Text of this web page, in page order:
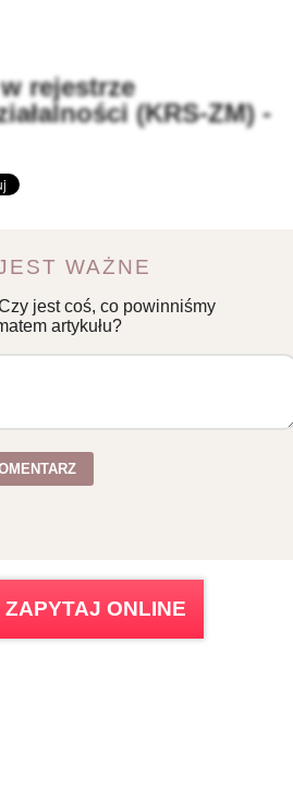
rejestrze
(KRS-ZM) -
WAŻNE
jest coś, co powinniśmy
artykułu?
ZAPYTAJ ONLINE